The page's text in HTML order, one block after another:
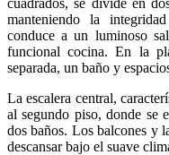
manteniendo la
conduce a un luminoso
funcional cocina. En la
separada, un baño y
La escalera central,
al segundo piso, donde se
dos baños. Los balcones y
descansar bajo el suave